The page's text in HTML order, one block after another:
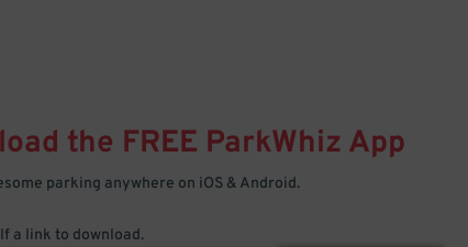
the FREE ParkWhiz App
parking anywhere on iOS & Android.
a link to download.